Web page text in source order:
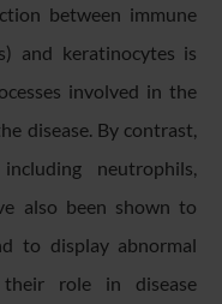
between immune
and keratinocytes is
involved in the
disease. By contrast,
neutrophils,
also been shown to
to display abnormal
role in disease